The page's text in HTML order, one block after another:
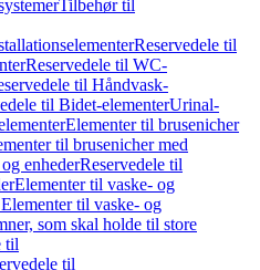
Tilbehør til
Reservedele til
Reservedele til WC-
til Håndvask-
til Bidet-elementerUrinal-
Elementer til brusenicher
til brusenicher med
enhederReservedele til
Elementer til vaske- og
til vaske- og
som skal holde til store
til
til